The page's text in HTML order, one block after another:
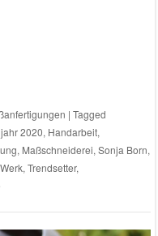
| Tagged
2020, Handarbeit,
, Maßschneiderei, Sonja Born,
, Trendsetter,